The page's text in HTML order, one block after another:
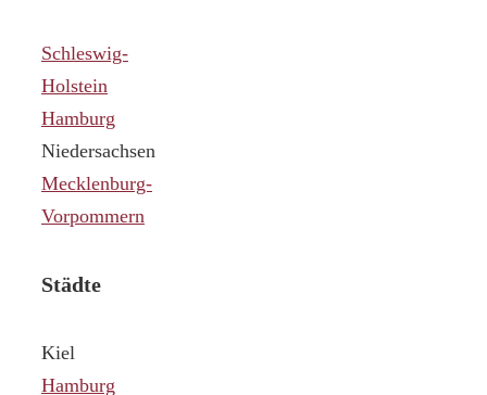
Schleswig-
Holstein
Hamburg
Niedersachsen
Mecklenburg-
Vorpommern
Städte
Kiel
Hamburg